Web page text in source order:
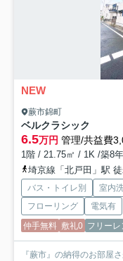
NEW
蕨市錦町
ベルクラシック
6.5万円 管理/共益費
1階 / 21.75㎡ / 1K /築8年
埼京線「北戸田」駅
バス・トイレ別 室内
フローリング
電気有
仲手無料 敷礼0 フリーレ
『蕨市』の納得のお部屋